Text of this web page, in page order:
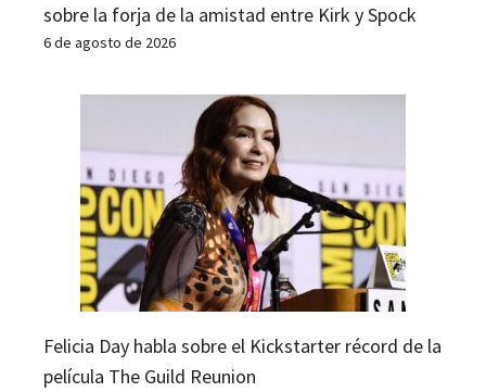
sobre la forja de la amistad entre Kirk y Spock
6 de agosto de 2026
Felicia Day habla sobre el Kickstarter récord de la
película The Guild Reunion